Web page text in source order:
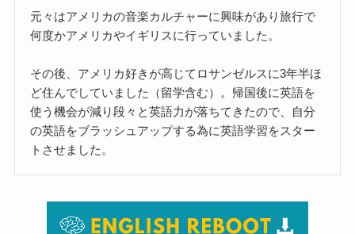
元々はアメリカの音楽カルチャーに興味があり旅行で
何度かアメリカやイギリスに行っていました。
その後、アメリカ好きが高じてロサンゼルスに3年半ほ
ど住んでしていました（留学含む）。帰国後に英語を
使う機会が減り段々と英語力が落ちてきたので、自分
の英語をブラッシュアップする為に英語学習をスター
トさせました。